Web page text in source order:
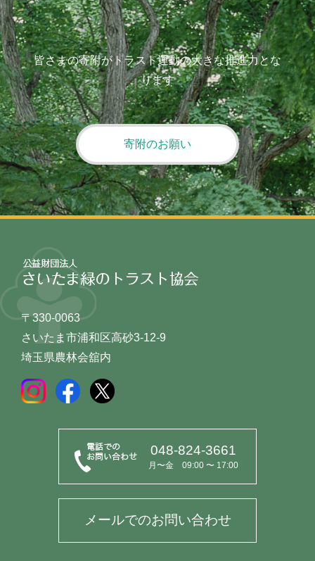
皆さまの寄附がトラスト運動の大きな推進力とな
ります
寄附のお願い
〒330-0063
さいたま市浦和区高砂3-12-9
埼玉県農林会舘内
048-824-3661
月〜金 09:00 〜 17:00
メールでのお問い合わせ